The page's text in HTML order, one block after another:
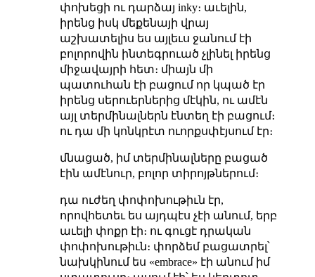
փոխեցի ու դարձայ inky։ աւելին,
իրենց իսկ մեքենայի վրայ
աշխատելիս ես այլեւս ջանում էի
բոլորովին ինտեգրուած չլինել իրենց
միջավայրի հետ։ միայն մի
պատուհան էի բացում որ կպած էր
իրենց սերուերներից մէկին, ու ամէն
այլ տերմինալներն էնտեղ էի բացում։
ու դա մի կոնկրէտ ուորքսփէյսում էր։
մնացած, իմ տերմինալները բացած
էին ամէնուր, բոլոր տիրոյթներում։
դա ուժեղ փոփոխութիւն էր,
որովհետեւ ես այդպէս չէի անում, երբ
աւելի փոքր էի։ ու գուցէ դրական
փոփոխութիւն։ փորձեմ բացատրել՝
նախկինում ես «embrace» էի անում իմ